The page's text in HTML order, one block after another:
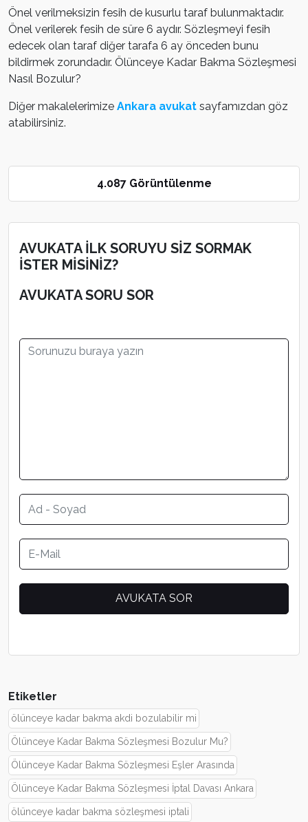
Önel verilmeksizin fesih de kusurlu taraf bulunmaktadır.
Önel verilerek fesih de süre 6 aydır. Sözleşmeyi fesih
edecek olan taraf diğer tarafa 6 ay önceden bunu
bildirmek zorundadır. Ölünceye Kadar Bakma Sözleşmesi
Nasıl Bozulur?
Diğer makalelerimize Ankara avukat sayfamızdan göz
atabilirsiniz.
4.087 Görüntülenme
AVUKATA İLK SORUYU SİZ SORMAK
İSTER MİSİNİZ?
AVUKATA SORU SOR
Etiketler
ölünceye kadar bakma akdi bozulabilir mi
Ölünceye Kadar Bakma Sözleşmesi Bozulur Mu?
Ölünceye Kadar Bakma Sözleşmesi Eşler Arasında
Ölünceye Kadar Bakma Sözleşmesi İptal Davası Ankara
ölünceye kadar bakma sözleşmesi iptali